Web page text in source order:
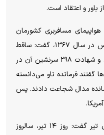
باور و اعتقاد است.
مسافربری کشورمان
توسط ناو آمریکایی بر فراز خلیج فارس در سال ۱۳۶۷، گفت: ساقط
کردن این هواپیما بر فراز خلیج فارس و شهادت ۲۹۸ سرنشین آن در
گفتند فرمانده ناو می‌دانسته
مدال شجاعت دادند. پس
خاتمی با اشاره به دیگر مناسبت‌های تیر گفت: روز ۱۴ تیر، سالروز